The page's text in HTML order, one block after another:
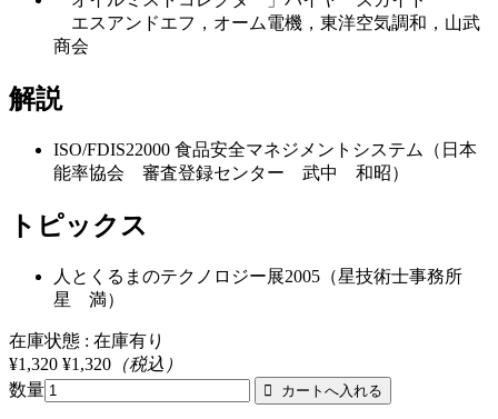
エスアンドエフ，オーム電機，東洋空気調和，山武
商会
解説
ISO/FDIS22000 食品安全マネジメントシステム（日本
能率協会 審査登録センター 武中 和昭）
トピックス
人とくるまのテクノロジー展2005（星技術士事務所
星 満）
在庫状態 : 在庫有り
¥1,320 ¥1,320 （税込）
数量